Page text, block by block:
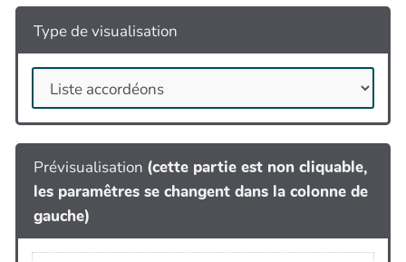
Type de visualisation
Prévisualisation (cette partie est non cliquable,
les paramêtres se changent dans la colonne de
gauche)